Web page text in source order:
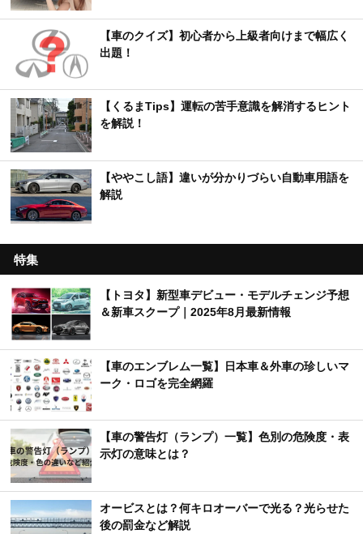
【車のクイズ】初心者から上級者向けまで幅広く
出題！
【くるまTips】運転の苦手意識を解消するヒント
を解説！
【ややこし語】違いが分かりづらい自動車用語を
解説
特集
【トヨタ】新型車デビュー・モデルチェンジ予想
＆新車スクープ｜2025年8月最新情報
【車のエンブレム一覧】日本車＆外車の珍しいマ
ーク・ロゴを完全網羅
【車の警告灯（ランプ）一覧】色別の危険度・表
示灯の意味とは？
オービスとは？何キロオーバーで光る？光らせた
後の罰金など解説